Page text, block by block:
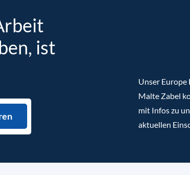
ist
Unser
Malte Zabel
mit Infos zu
aktuellen